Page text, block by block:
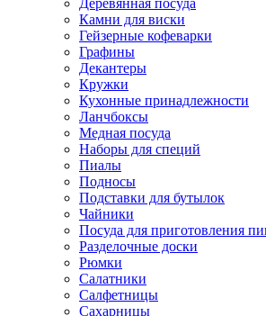
Деревянная посуда
Камни для виски
Гейзерные кофеварки
Графины
Декантеры
Кружки
Кухонные принадлежности
Ланчбоксы
Медная посуда
Наборы для специй
Пиалы
Подносы
Подставки для бутылок
Чайники
Посуда для приготовления
Разделочные доски
Рюмки
Салатники
Салфетницы
Сахарницы